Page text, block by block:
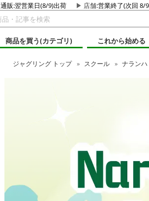
通販:翌営業日(8/9)出荷 店舗:営業終了(次回 8/
商品を買う(カテゴリ)
これから始める
ジャグリングトップ スクール ナラン